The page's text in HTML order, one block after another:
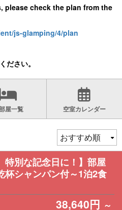
please check the plan from the
js-glamping/4/plan
ださい。
屋一覧 空室カレンダー
特別な記念日に！】部屋
杯シャンパン付～1泊2食
38,640円 ～